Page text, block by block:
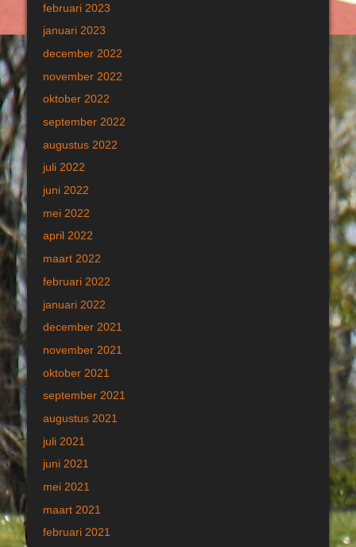
februari 2023
januari 2023
december 2022
november 2022
oktober 2022
september 2022
augustus 2022
juli 2022
juni 2022
mei 2022
april 2022
maart 2022
februari 2022
januari 2022
december 2021
november 2021
oktober 2021
september 2021
augustus 2021
juli 2021
juni 2021
mei 2021
maart 2021
februari 2021